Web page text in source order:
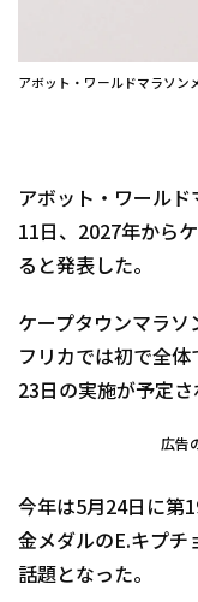
アボット・ワールドマラソン
アボット・ワールド
11日、2027年から
ると発表した。
ケープタウンマラソ
フリカでは初で全
23日の実施が予定さ
広告
今年は5月24日に第
金メダルのE.キプチ
話題となった。